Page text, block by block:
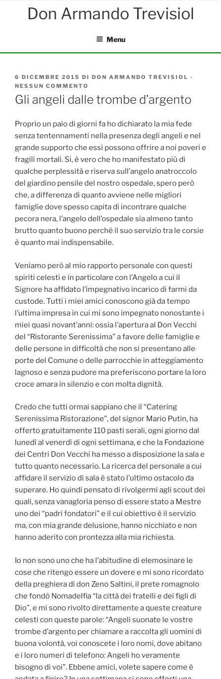
Menu
PUBBLICATO
IL
6 DICEMBRE 2015 DI DON ARMANDO TREVISIOL -
NESSUN COMMENTO
GLI
ANGELI
TROMBE
Gli angeli dalle trombe d’argento
Proprio un paio di giorni fa ho dichiarato la mia fede
senza tentennamenti nella presenza degli angeli e nel
grande supporto che essi possono offrire a noi poveri e
fragili mortali. Si, è vero che ho manifestato più di
qualche perplessità e riserva sull’angelo anatroccolo
del giardino pensile del nostro ospedale, spero però
che, a differenza di quanto avviene nelle migliori
famiglie dove spesso capita di incontrare qualche
pecora nera, l’angelo dell’ospedale sia almeno tanto
brutto quanto buono perché il suo servizio tra le corsie
è quanto mai indispensabile.
Veniamo però al mio rapporto personale con questi
spiriti celesti e in particolare con l’Angelo a cui il
Signore ha affidato l’impegnativo incarico di farmi da
custode. Tutti i miei amici conoscono già da tempo
l’ultima impresa in cui mi sono impegnato nonostante i
miei quasi novant’anni: ossia l’apertura al Don Vecchi
del “Ristorante Serenissima” a favore delle famiglie e
delle persone in difficoltà che non si presentano alle
porte del Comune o delle parrocchie in atteggiamento
lagnoso e senza pudore ma preferiscono portare la loro
croce amara in silenzio e con molta dignità.
Credo che tutti ormai sappiano che il “Catering
Serenissima Ristorazione”, del signor Mario Putin, ha
offerto gratuitamente 110 pasti serali, ogni giorno dal
lunedì al venerdì di ogni settimana, e che la Fondazione
dei Centri Don Vecchi ha messo a disposizione la sala e
tutto quanto necessario. La ricerca del personale a cui
affidare il servizio di sala è stato l’ultimo ostacolo da
superare. Ho quindi pensato di rivolgermi agli scout dei
quali, senza vanagloria penso di essere stato a Mestre
uno dei “padri fondatori” e il cui obiettivo è il servizio
ma, con mia grande delusione, hanno nicchiato e non
hanno aderito con prontezza alla mia richiesta.
Io non sono uno che ha l’abitudine di elemosinare le
cose che ritengo essere un dovere e mi sono ricordato
della preghiera di don Zeno Saltini, il prete romagnolo
che fondò Nomadelfia “la città dei fratelli e dei figli di
Dio”, e mi sono rivolto direttamente a queste creature
celesti con queste parole: “Angeli suonate le vostre
trombe d’argento per chiamare a raccolta gli uomini di
buona volontà, voi conoscete i loro nomi, dove abitano
e i loro numeri di telefono: Angeli ho veramente
bisogno di voi”. Ebbene amici, volete sapere come è